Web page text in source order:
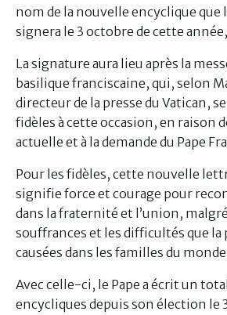
nom de la nouvelle encyclique que
signera le 3 octobre de cette
La signature aura lieu après la
basilique franciscaine, qui, selon
directeur de la presse du Vatican,
fidèles à cette occasion, en raison
actuelle et à la demande du Pape
Pour les fidèles, cette nouvelle
signifie force et courage pour
dans la fraternité et l’union,
souffrances et les difficultés que la
causées dans les familles du
Avec celle-ci, le Pape a écrit un
encycliques depuis son élection le